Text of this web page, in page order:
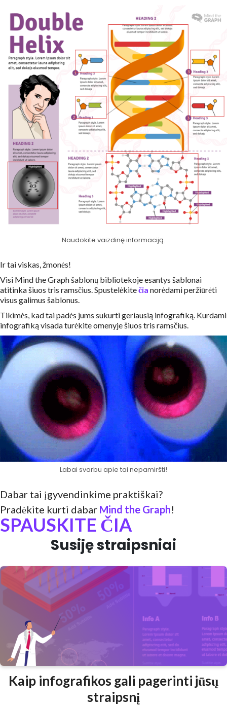
Naudokite vaizdinę informaciją.
Ir tai viskas, žmonės!
Visi Mind the Graph šablonų bibliotekoje esantys šablonai
atitinka šiuos tris ramsčius. Spustelėkitečia norėdami peržiūrėti
visus galimus šablonus.
Tikimės, kad tai padės jums sukurti geriausią infografiką. Kurdami
infografiką visada turėkite omenyje šiuos tris ramsčius.
Labai svarbu apie tai nepamiršti!
Dabar tai įgyvendinkime praktiškai?
Pradėkite kurti dabar Mind the Graph!
SPAUSKITE ČIA
Susiję straipsniai
Kaip infografikos gali pagerinti jūsų
straipsnį